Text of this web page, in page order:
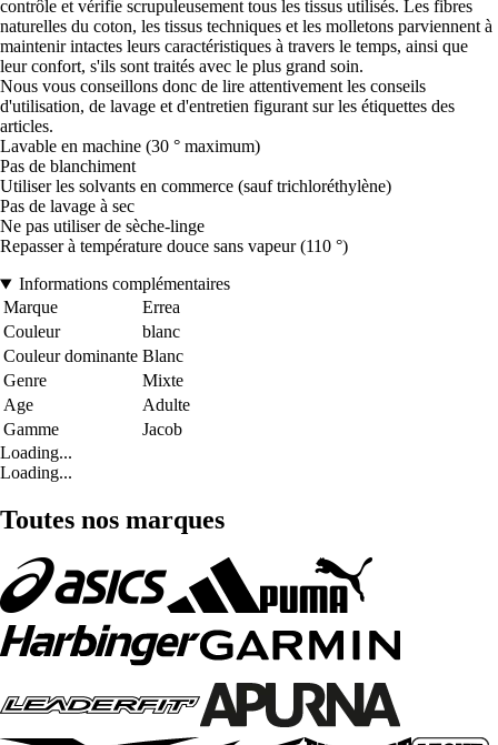
contrôle et vérifie scrupuleusement tous les tissus utilisés. Les fibres
naturelles du coton, les tissus techniques et les molletons parviennent à
maintenir intactes leurs caractéristiques à travers le temps, ainsi que
leur confort, s'ils sont traités avec le plus grand soin.
Nous vous conseillons donc de lire attentivement les conseils
d'utilisation, de lavage et d'entretien figurant sur les étiquettes des
articles.
Lavable en machine (30 ° maximum)
Pas de blanchiment
Utiliser les solvants en commerce (sauf trichloréthylène)
Pas de lavage à sec
Ne pas utiliser de sèche-linge
Repasser à température douce sans vapeur (110 °)
Informations complémentaires
Marque
Errea
Couleur
blanc
Couleur dominante Blanc
Genre
Mixte
Age
Adulte
Gamme
Jacob
Loading...
Loading...
Toutes nos marques